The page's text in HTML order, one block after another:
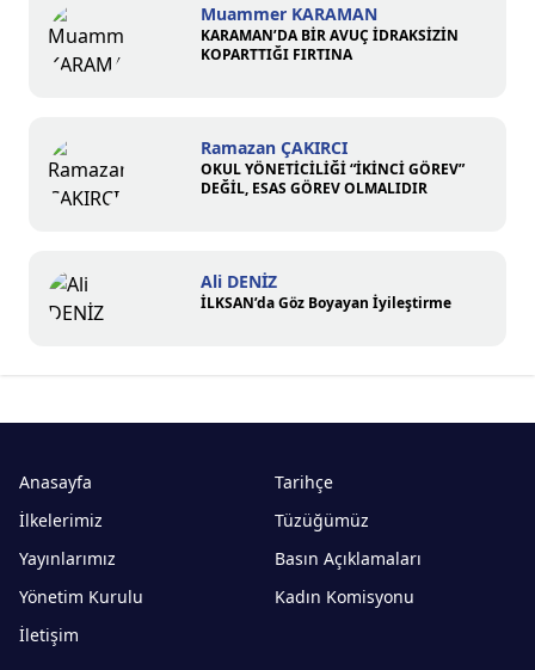
Muammer KARAMAN
KARAMAN’DA BİR AVUÇ İDRAKSİZİN
KOPARTTIĞI FIRTINA
Ramazan ÇAKIRCI
OKUL YÖNETİCİLİĞİ “İKİNCİ GÖREV”
DEĞİL, ESAS GÖREV OLMALIDIR
Ali DENİZ
İLKSAN’da Göz Boyayan İyileştirme
Anasayfa
Tarihçe
İlkelerimiz
Tüzüğümüz
Yayınlarımız
Basın Açıklamaları
Yönetim Kurulu
Kadın Komisyonu
İletişim